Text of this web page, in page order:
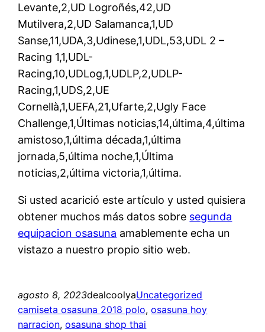
Levante,2,UD Logroñés,42,UD
Mutilvera,2,UD Salamanca,1,UD
Sanse,11,UDA,3,Udinese,1,UDL,53,UDL 2 –
Racing 1,1,UDL-
Racing,10,UDLog,1,UDLP,2,UDLP-
Racing,1,UDS,2,UE
Cornellà,1,UEFA,21,Ufarte,2,Ugly Face
Challenge,1,ÚItimas noticias,14,última,4,última
amistoso,1,última década,1,última
jornada,5,última noche,1,Última
noticias,2,última victoria,1,última.
Si usted acarició este artículo y usted quisiera
obtener muchos más datos sobre segunda
equipacion osasuna amablemente echa un
vistazo a nuestro propio sitio web.
agosto 8, 2023dealcoolyaUncategorized
camiseta osasuna 2018 polo, osasuna hoy
narracion, osasuna shop thai